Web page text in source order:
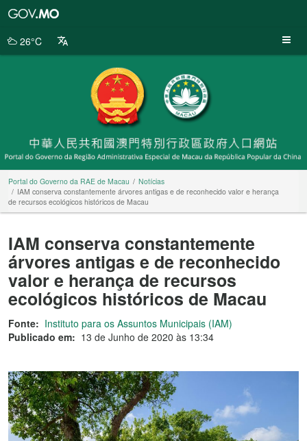
da
26°C
Portal do Governo da RAE de Macau
Notícias
IAM conserva constantemente árvores antigas e de reconhecido valor e herança
de recursos ecológicos históricos de Macau
IAM conserva constantemente
árvores antigas e de reconhecido
valor e herança de recursos
ecológicos históricos de Macau
Fonte: Instituto para os Assuntos Municipais (IAM)
Publicado em: 13 de Junho de 2020 às 13:34